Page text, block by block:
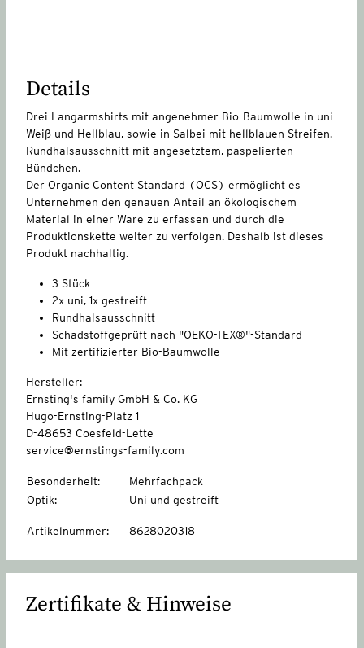
Details
Drei Langarmshirts mit angenehmer Bio-Baumwolle in uni
Weiß und Hellblau, sowie in Salbei mit hellblauen Streifen.
Rundhalsausschnitt mit angesetztem, paspelierten
Bündchen.
Der Organic Content Standard (OCS) ermöglicht es
Unternehmen den genauen Anteil an ökologischem
Material in einer Ware zu erfassen und durch die
Produktionskette weiter zu verfolgen. Deshalb ist dieses
Produkt nachhaltig.
3 Stück
2x uni, 1x gestreift
Rundhalsausschnitt
Schadstoffgeprüft nach "OEKO-TEX®"-Standard
Mit zertifizierter Bio-Baumwolle
Hersteller:
Ernsting's family GmbH & Co. KG
Hugo-Ernsting-Platz 1
D-48653 Coesfeld-Lette
service@ernstings-family.com
Besonderheit:
Mehrfachpack
Optik: Uni und gestreift
Artikelnummer: 8628020318
Zertifikate & Hinweise